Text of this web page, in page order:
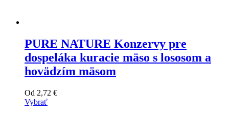
PURE NATURE Konzervy pre
dospeláka kuracie mäso s lososom a
hovädzím mäsom
Od 2,72 €
Vybrať